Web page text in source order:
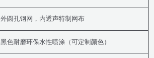
外圆孔钢网，内透声特制网布
黑色耐磨环保水性喷涂（可定制颜色）